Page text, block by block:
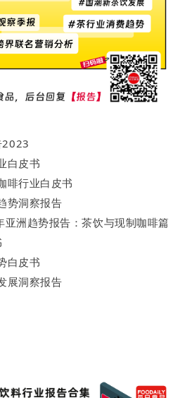
2023
白皮书
啡行业白皮书
势洞察报告
洲趋势报告：茶饮与现制咖啡篇
白皮书
展洞察报告